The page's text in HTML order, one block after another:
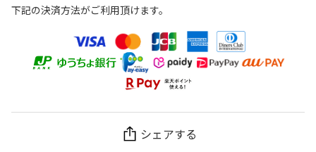
下記の決済方法がご利用頂けます。
シェアする